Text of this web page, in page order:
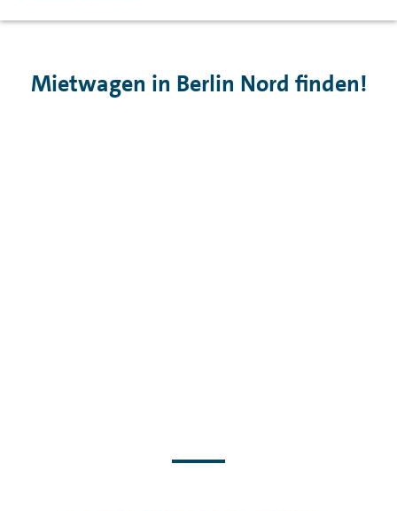
Mietwagen in Berlin Nord finden!